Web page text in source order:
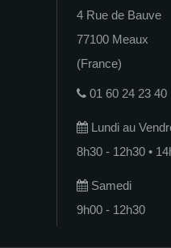
4 Rue de Bauve
77100 Meaux
(France)
01 60 24 23 40
Lundi au
8h30 - 12h30 •
Samedi
9h00 - 12h30